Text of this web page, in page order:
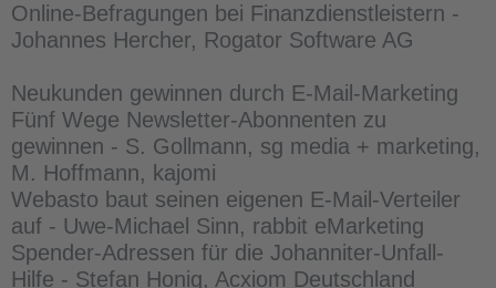
Online-Befragungen bei Finanzdienstleistern -
Johannes Hercher, Rogator Software AG
Neukunden gewinnen durch E-Mail-Marketing
Fünf Wege Newsletter-Abonnenten zu
gewinnen - S. Gollmann, sg media + marketing,
M. Hoffmann, kajomi
Webasto baut seinen eigenen E-Mail-Verteiler
auf - Uwe-Michael Sinn, rabbit eMarketing
Spender-Adressen für die Johanniter-Unfall-
Hilfe - Stefan Honig, Acxiom Deutschland